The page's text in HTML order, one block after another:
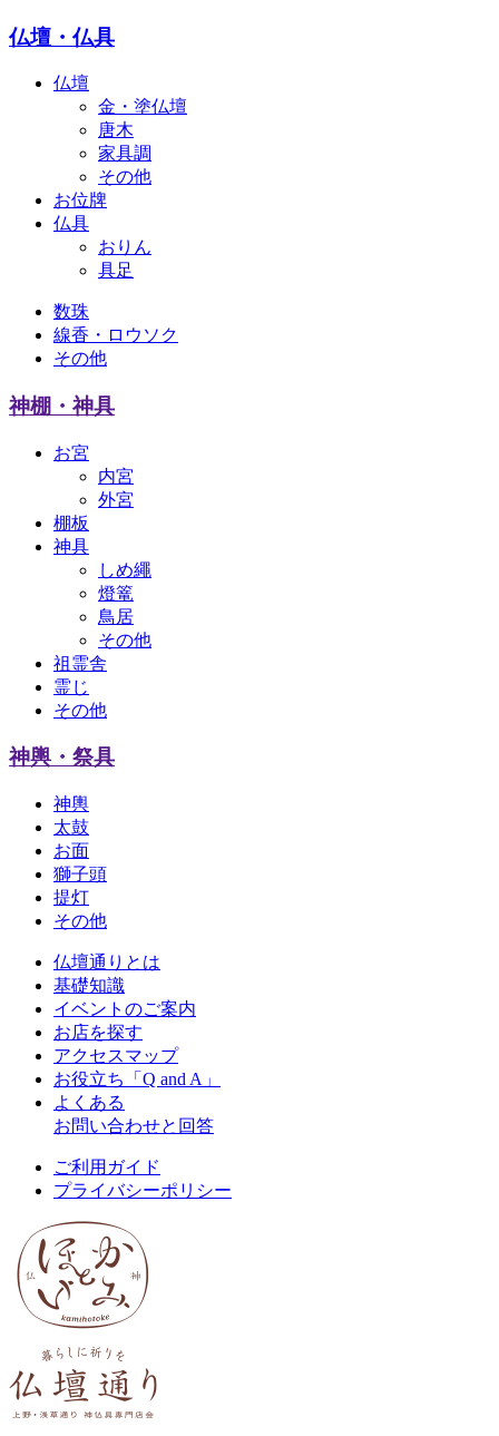
仏壇・仏具
仏壇
金・塗仏壇
唐木
家具調
その他
お位牌
仏具
おりん
具足
数珠
線香・ロウソク
その他
神棚・神具
お宮
内宮
外宮
棚板
神具
しめ繩
燈篭
鳥居
その他
祖霊舎
霊じ
その他
神輿・祭具
神輿
太鼓
お面
獅子頭
提灯
その他
仏壇通りとは
基礎知識
イベントのご案内
お店を探す
アクセスマップ
お役立ち「Q and A」
よくある
お問い合わせと回答
ご利用ガイド
プライバシーポリシー